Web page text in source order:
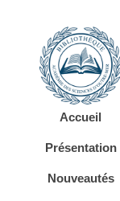
Accueil
Présentation
Nouveautés